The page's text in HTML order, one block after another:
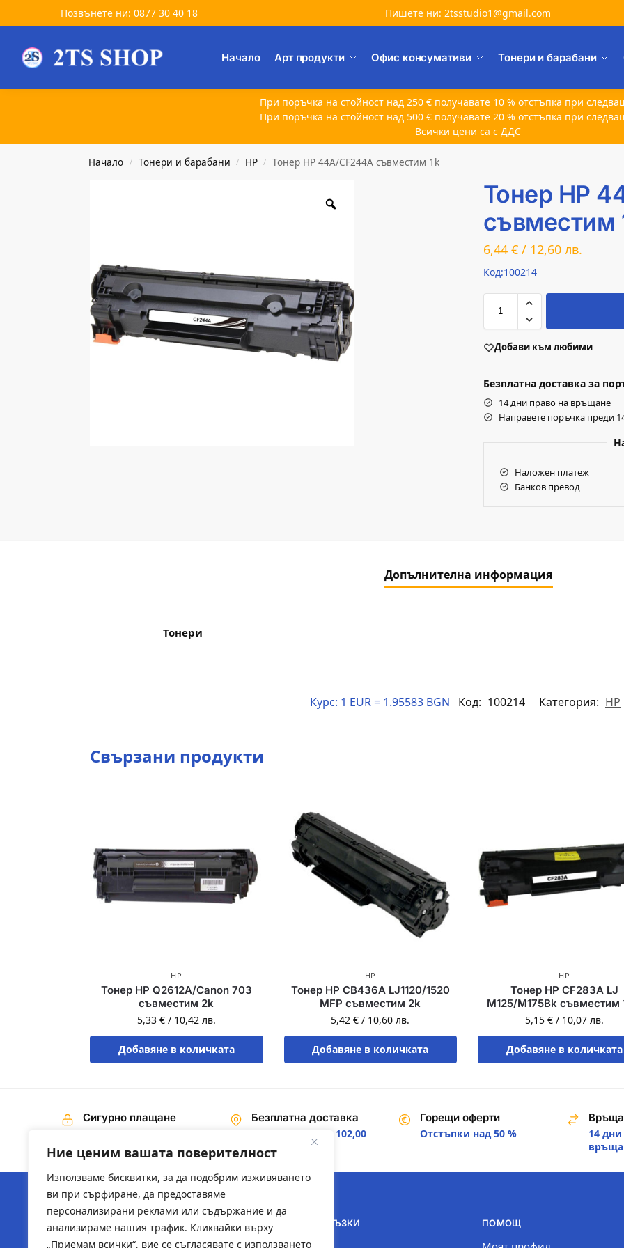
Ние ценим вашата поверителност
Използваме бисквитки, за да подобрим изживяването
ви при сърфиране, да предоставяме
персонализирани реклами или съдържание и да
анализираме нашия трафик. Кликвайки върху
„Приемам всички“, вие се съгласявате с използването
Позвънете ни: 0877 30 40 18 Пишете ни: 2tsstudio1@gmail.com
Начало Арт продукти Офис консумативи Тонери и барабани
Търсене
При поръчка на стойност над 250 € получавате 10 % отстъпка при
При поръчка на стойност над 500 € получавате 20 % отстъпка при
Всички цени са с ДДС
Начало / Тонери и барабани / HP / Тонер HP 44A/CF244A съвместим 1k
Тонер HP
съвместим
6,44 € / 12,60 лв.
Код:100214
Добави към любими
Безплатна доставка за
14 дни право на връщане
Направете поръчка преди
Наложен платеж
Банков превод
Допълнителна информация
Тонери
Курс: 1 EUR = 1.95583 BGN Код: 100214 Категория: HP
Свързани продукти
HP
Тонер HP Q2612A/Canon 703
съвместим 2k
5,33 € / 10,42 лв.
Добавяне в количката
HP
Тонер HP CB436A LJ1120/1520
MFP съвместим 2k
5,42€ / 10,60лв.
Добавяне в количката
HP
Тонер HP CF283A LJ
M125/M175Bk съвместим
5,15€ / 10,07лв.
Добавяне в количката
Сигурно плащане
Безплатна доставка
На поръчки над 102,00
€ / 200,00 лв.
Горещи оферти
Отстъпки над 50 %
14
ПОЛЕЗНИ ВРЪЗКИ ПОМОЩ